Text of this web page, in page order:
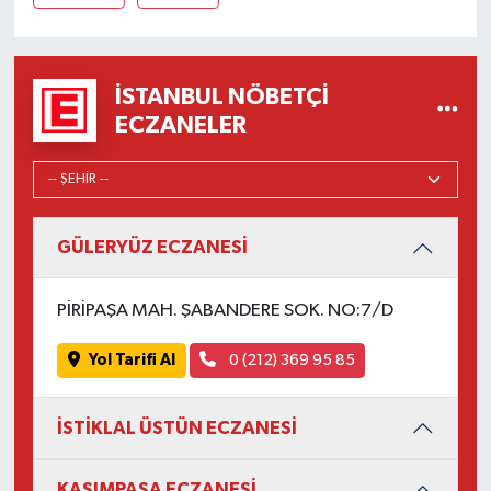
İSTANBUL NÖBETÇI
ECZANELER
GÜLERYÜZ ECZANESİ
PİRİPAŞA MAH. ŞABANDERE SOK. NO:7/D
Yol Tarifi Al 0 (212) 369 95 85
İSTİKLAL ÜSTÜN ECZANESİ